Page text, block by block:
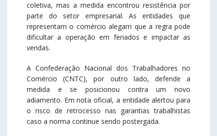
coletiva, mas a medida encontrou resistência por
parte do setor empresarial. As entidades que
representam o comércio alegam que a regra pode
dificultar a operação em feriados e impactar as
vendas.
A Confederação Nacional dos Trabalhadores no
Comércio (CNTC), por outro lado, defende a
medida e se posicionou contra um novo
adiamento. Em nota oficial, a entidade alertou para
o risco de retrocesso nas garantias trabalhistas
caso a norma continue sendo postergada.